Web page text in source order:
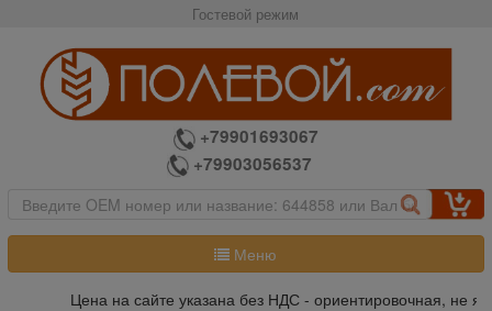
Гостевой режим
+79901693067
+79903056537
Меню
Цена на сайте указана без НДС - ориентировочная, не